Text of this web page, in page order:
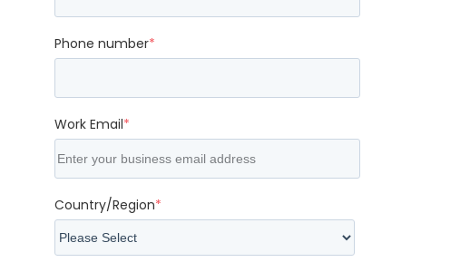
Phone number*
Work Email*
Country/Region*